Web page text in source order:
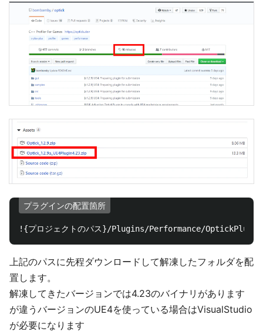
プラグインの配置箇所
上記のパスに先程ダウンロードして解凍したフォルダを配
置します。
解凍してきたバージョンでは4.23のバイナリがあります
が違うバージョンのUE4を使っている場合はVisualStudio
が必要になります